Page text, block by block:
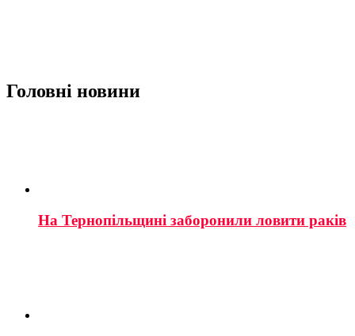
Головні новини
На Тернопільщині заборонили ловити раків